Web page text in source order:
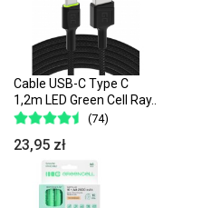
Cable USB-C Type C
1,2m LED Green Cell Ray..
(74)
23,95 zł